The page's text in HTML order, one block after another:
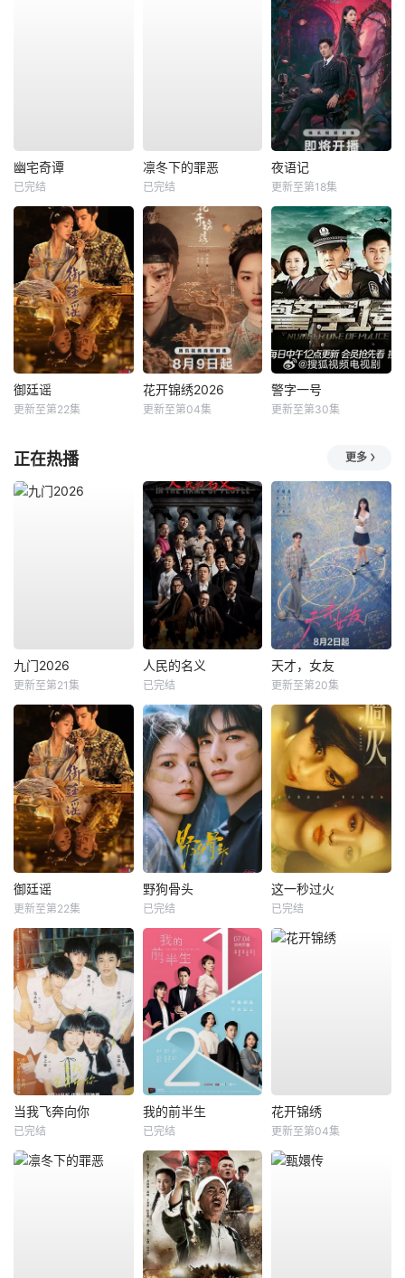
幽宅奇谭
已完结
凛冬下的罪恶
已完结
夜语记
更新至第18集
御廷谣
更新至第22集
花开锦绣2026
更新至第04集
警字一号
更新至第30集
正在热播 更多
九门2026
更新至第21集
人民的名义
已完结
天才，女友
更新至第20集
御廷谣
更新至第22集
野狗骨头
已完结
这一秒过火
已完结
当我飞奔向你
已完结
我的前半生
已完结
花开锦绣
更新至第04集